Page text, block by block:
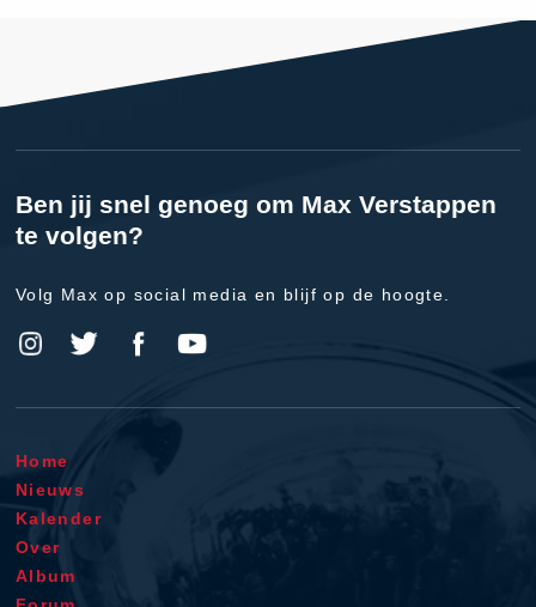
Ben jij snel genoeg om Max Verstappen
te volgen?
Volg Max op social media en blijf op de hoogte.
Home
Nieuws
Kalender
Over
Album